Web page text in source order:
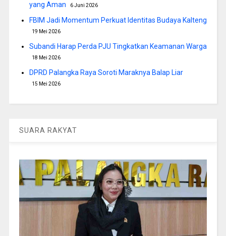
yang Aman 6 Juni 2026
FBIM Jadi Momentum Perkuat Identitas Budaya Kalteng
19 Mei 2026
Subandi Harap Perda PJU Tingkatkan Keamanan Warga
18 Mei 2026
DPRD Palangka Raya Soroti Maraknya Balap Liar
15 Mei 2026
SUARA RAKYAT